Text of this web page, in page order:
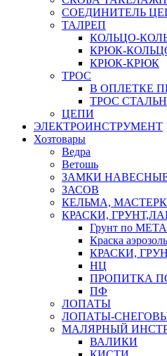
СОЕДИНИТЕЛЬ
ТАЛРЕП
КОЛЬЦО-
КРЮК-
КРЮК-КРЮК
ТРОС
В ОПЛЕТКЕ
ТРОС
ЦЕПИ
ЭЛЕКТРОИНСТРУМЕНТ
Хозтовары
Ведра
Ветошь
ЗАМКИ
ЗАСОВ
КЕЛЬМА,
КРАСКИ,
Грунт по
Краска аэрозоль
КРАСКИ,
НЦ
ПРОПИТКА
ПФ
ЛОПАТЫ
ЛОПАТЫ-
МАЛЯРНЫЙ
ВАЛИКИ